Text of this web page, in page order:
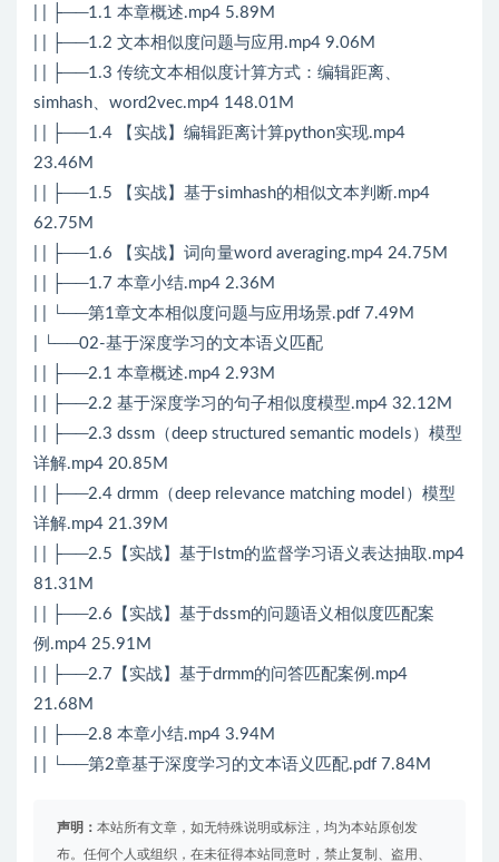
| | ├──1.1 本章概述.mp4 5.89M
| | ├──1.2 文本相似度问题与应用.mp4 9.06M
| | ├──1.3 传统文本相似度计算方式：编辑距离、
simhash、word2vec.mp4 148.01M
| | ├──1.4 【实战】编辑距离计算python实现.mp4
23.46M
| | ├──1.5 【实战】基于simhash的相似文本判断.mp4
62.75M
| | ├──1.6 【实战】词向量word averaging.mp4 24.75M
| | ├──1.7 本章小结.mp4 2.36M
| | └──第1章文本相似度问题与应用场景.pdf 7.49M
| └──02-基于深度学习的文本语义匹配
| | ├──2.1 本章概述.mp4 2.93M
| | ├──2.2 基于深度学习的句子相似度模型.mp4 32.12M
| | ├──2.3 dssm（deep structured semantic models）模型
详解.mp4 20.85M
| | ├──2.4 drmm（deep relevance matching model）模型
详解.mp4 21.39M
| | ├──2.5【实战】基于lstm的监督学习语义表达抽取.mp4
81.31M
| | ├──2.6【实战】基于dssm的问题语义相似度匹配案
例.mp4 25.91M
| | ├──2.7【实战】基于drmm的问答匹配案例.mp4
21.68M
| | ├──2.8 本章小结.mp4 3.94M
| | └──第2章基于深度学习的文本语义匹配.pdf 7.84M
声明： 本站所有文章，如无特殊说明或标注，均为本站原创发
布。任何个人或组织，在未征得本站同意时，禁止复制、盗用、